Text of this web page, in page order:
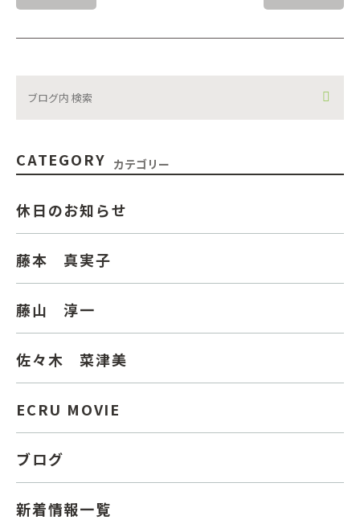
CATEGORY カテゴリー
休日のお知らせ
藤本 真実子
藤山 淳一
佐々木 菜津美
ECRU MOVIE
ブログ
新着情報一覧